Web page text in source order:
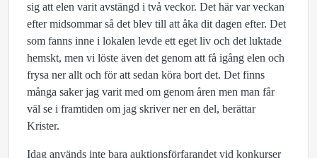
sig att elen varit avstängd i två veckor. Det här var veckan
efter midsommar så det blev till att åka dit dagen efter. Det
som fanns inne i lokalen levde ett eget liv och det luktade
hemskt, men vi löste även det genom att få igång elen och
frysa ner allt och för att sedan köra bort det. Det finns
många saker jag varit med om genom åren men man får
väl se i framtiden om jag skriver ner en del, berättar
Krister.
Idag används inte bara auktionsförfarandet vid konkurser